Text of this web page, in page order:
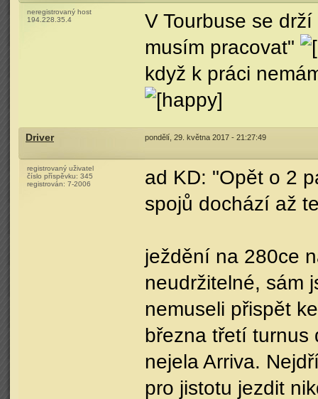
neregistrovaný host
194.228.35.4
V Tourbuse se
musím pracovat"
když k práci
Driver pondělí, 29. května 2017 - 21:27:49
registrovaný uživatel
číslo příspěvku: 345
registrován: 7-2006
ad KD: "Opět o 2
spojů dochází až
ježdění na 280ce
neudržitelné, sám
nemuseli přispět
března třetí turnus
nejela Arriva.
pro jistotu jezdit